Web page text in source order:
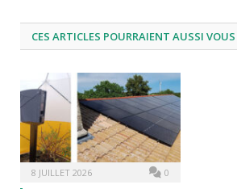
CES ARTICLES POURRAIENT AUSSI
8 JUILLET 2026 0